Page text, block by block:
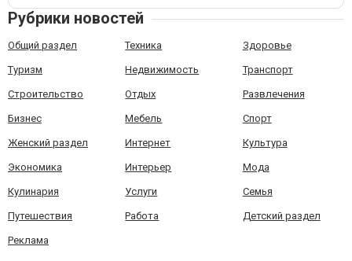
Рубрики новостей
Общий раздел Техника Здоровье
Туризм Недвижимость Транспорт
Строительство Отдых Развлечения
Бизнес Мебель Спорт
Женский раздел Интернет Культура
Экономика Интерьер Мода
Кулинария Услуги Семья
Путешествия Работа Детский раздел
Реклама